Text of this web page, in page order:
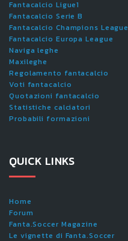
Fantacalcio Ligue1
Fantacalcio Serie B
Fantacalcio Champions League
Fantacalcio Europa League
Naviga leghe
Maxileghe
Regolamento fantacalcio
Voti fantacalcio
Quotazioni fantacalcio
Statistiche calciatori
Probabili formazioni
QUICK LINKS
Home
Forum
Fanta.Soccer Magazine
Le vignette di Fanta.Soccer